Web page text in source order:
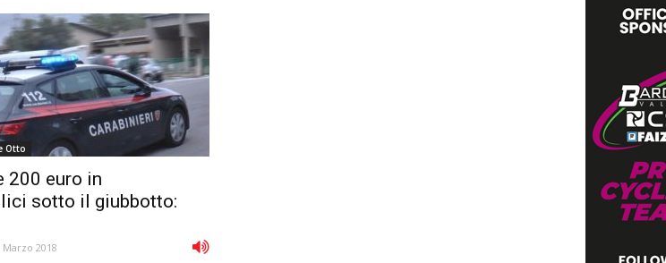
Otto
200 euro in
sotto il giubbotto:
Marzo 2018